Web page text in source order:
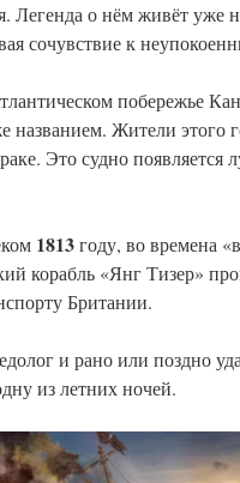
Легенда о нём живёт уже
сочувствие к
побережье
названием. Жители этого
Это судно
1813году, во времена
корабль «Янг Тизер»
Британии.
и рано или поздно
из летних ночей.